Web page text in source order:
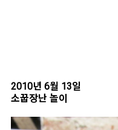
2010년 6월 13일
소꿉장난 놀이